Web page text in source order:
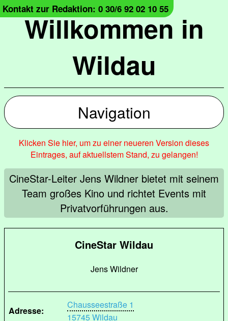
Willkommen in
Wildau
Kontakt zur Redaktion: 0 30/6 92 02 10 55
Navigation
Klicken Sie hier, um zu einer neueren Version dieses
Eintrages, auf aktuellstem Stand, zu gelangen!
CineStar-Leiter Jens Wildner bietet mit seinem
Team großes Kino und richtet Events mit
Privatvorführungen aus.
CineStar Wildau
Jens Wildner
Adresse:
Chausseestraße 1
15745 Wildau